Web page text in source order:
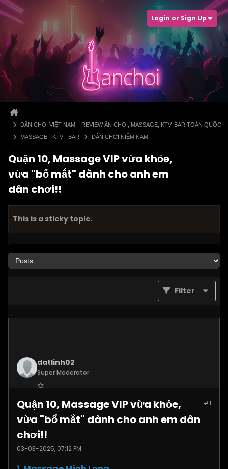
Login or Sign Up
DÂN CHƠI VIỆT NAM – REVIEW ĂN CHƠI, MASSAGE, KTV, BAR TOÀN QUỐC
MASSAGE - KTV - BAR
DÂN CHƠI NIỀM NAM
Quận 10, Massage VIP vừa khỏe,
vừa "bổ mắt" dành cho anh em
dân chơi!!
This is a sticky topic.
Filter
datlinh02
Super Moderator
Posts:7876 #1
Quận 10, Massage VIP vừa khỏe,
vừa "bổ mắt" dành cho anh em dân
chơi!!
03-03-2025, 07:12 PM